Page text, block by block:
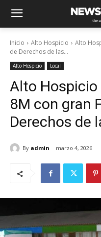
Inicio Alto Hospicio
Alto
de Derechos de las...
Alto Hospicio Local
Alto
8M con gran
Derechos de
By admin marzo 4, 2026